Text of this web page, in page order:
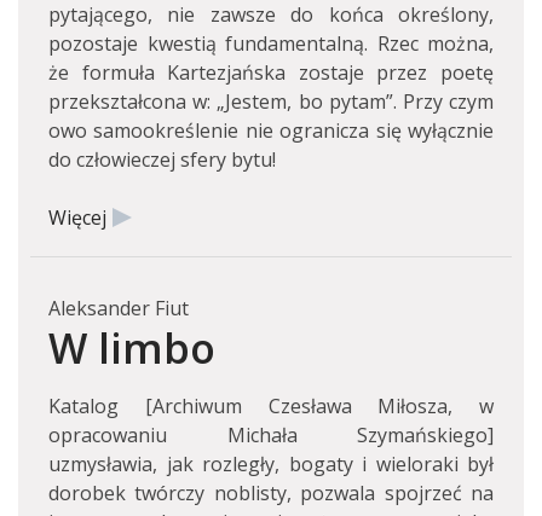
pytającego, nie zawsze do końca określony,
pozostaje kwestią fundamentalną. Rzec można,
że formuła Kartezjańska zostaje przez poetę
przekształcona w: „Jestem, bo pytam”. Przy czym
owo samookreślenie nie ogranicza się wyłącznie
do człowieczej sfery bytu!
Więcej
Aleksander Fiut
W limbo
Katalog [Archiwum Czesława Miłosza, w
opracowaniu Michała Szymańskiego]
uzmysławia, jak rozległy, bogaty i wieloraki był
dorobek twórczy noblisty, pozwala spojrzeć na